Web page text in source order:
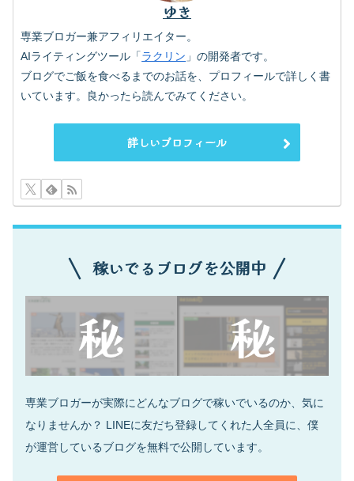
ゆき
専業ブロガー兼アフィリエイター。
AIライティングツール「ラクリン 」の開発者です。
ブログでご飯を食べるまでのお話を、プロフィールで詳しく書
いています。良かったら読んでみてください。
詳しいプロフィール
稼いでるブログを公開中
専業ブロガーが実際にどんなブログで稼いでいるのか、気に
なりませんか？ LINEに友だち登録してくれた人全員に、僕
が運営しているブログを無料で公開しています。